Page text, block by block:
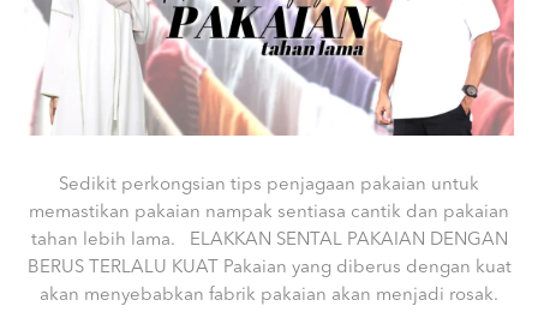
Sedikit perkongsian tips penjagaan pakaian untuk
memastikan pakaian nampak sentiasa cantik dan pakaian
tahan lebih lama. ELAKKAN SENTAL PAKAIAN DENGAN
BERUS TERLALU KUAT Pakaian yang diberus dengan kuat
akan menyebabkan fabrik pakaian akan menjadi rosak.